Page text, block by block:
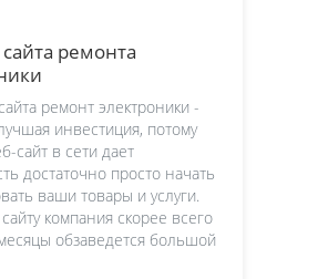
ремонта
ремонт электроники -
инвестиция, потому
сайт в сети дает
достаточно просто начать
ваши товары и услуги.
компания скорее всего
обзаведется большой